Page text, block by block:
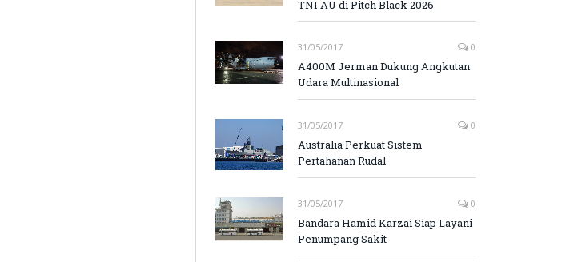
TNI AU di Pitch Black 2026
31/05/2017 0
A400M Jerman Dukung Angkutan
Udara Multinasional
31/05/2017 0
Australia Perkuat Sistem
Pertahanan Rudal
31/05/2017 0
Bandara Hamid Karzai Siap Layani
Penumpang Sakit